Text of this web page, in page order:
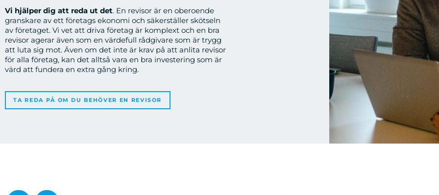
Vi hjälper dig att reda ut det. En revisor är en oberoende
granskare av ett företags ekonomi och säkerställer skötseln
av företaget. Vi vet att driva företag är komplext och en bra
revisor agerar även som en värdefull rådgivare som är trygg
att luta sig mot. Även om det inte är krav på att anlita revisor
för alla företag, kan det alltså vara en bra investering som är
värd att fundera en extra gång kring.
TA REDA PÅ OM DU BEHÖVER EN REVISOR